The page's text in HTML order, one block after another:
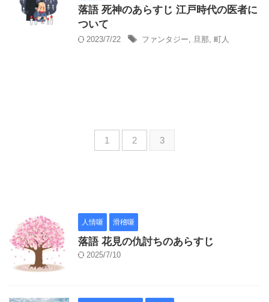
落語 死神のあらすじ 江戸時代の医者に
ついて
2023/7/22 ファンタジー, 旦那, 町人
1 2 3
人情噺 滑稽噺
落語 花見の仇討ちのあらすじ
2025/7/10